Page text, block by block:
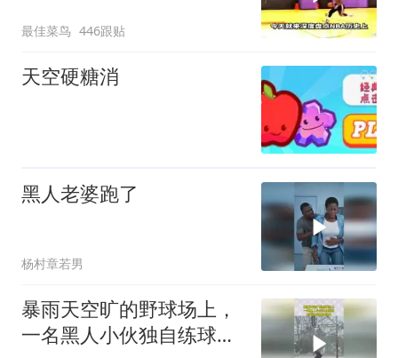
最佳菜鸟 446跟贴
天空硬糖消
黑人老婆跑了
杨村章若男
暴雨天空旷的野球场上，
一名黑人小伙独自练球，